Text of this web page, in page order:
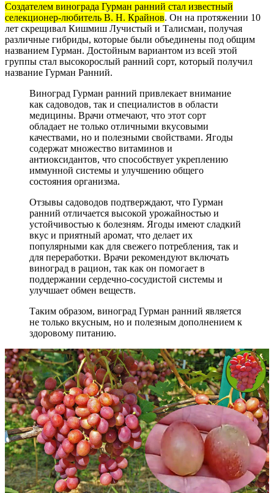
Создателем винограда Гурман ранний стал известный
селекционер-любитель В. Н. Крайнов. Он на протяжении 10
лет скрещивал Кишмиш Лучистый и Талисман, получая
различные гибриды, которые были объединены под общим
названием Гурман. Достойным вариантом из всей этой
группы стал высокорослый ранний сорт, который получил
название Гурман Ранний.
Виноград Гурман ранний привлекает внимание
как садоводов, так и специалистов в области
медицины. Врачи отмечают, что этот сорт
обладает не только отличными вкусовыми
качествами, но и полезными свойствами. Ягоды
содержат множество витаминов и
антиоксидантов, что способствует укреплению
иммунной системы и улучшению общего
состояния организма.
Отзывы садоводов подтверждают, что Гурман
ранний отличается высокой урожайностью и
устойчивостью к болезням. Ягоды имеют сладкий
вкус и приятный аромат, что делает их
популярными как для свежего потребления, так и
для переработки. Врачи рекомендуют включать
виноград в рацион, так как он помогает в
поддержании сердечно-сосудистой системы и
улучшает обмен веществ.
Таким образом, виноград Гурман ранний является
не только вкусным, но и полезным дополнением к
здоровому питанию.